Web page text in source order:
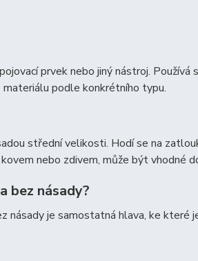
prvek nebo jiný nástroj. Používá
materiálu podle konkrétního typu.
střední velikosti. Hodí se na
nebo zdivem, může být vhodné
bez násady?
násady je samostatná hlava, ke